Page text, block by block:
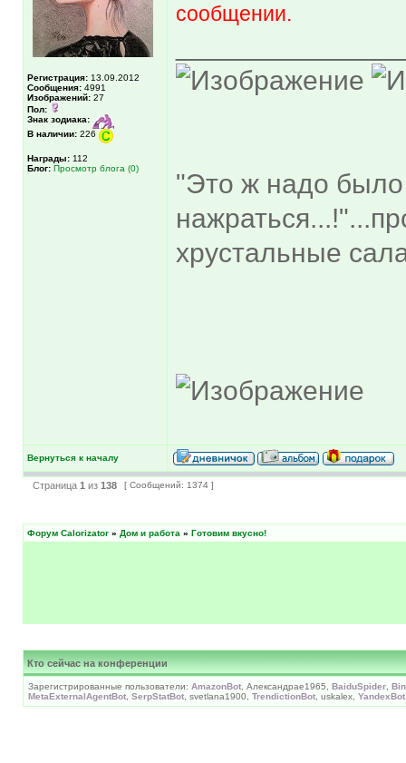
Регистрация: 13.09.2012
Сообщения: 4991
Изображений: 27
Пол:
Знак зодиака:
В наличии: 226
Награды: 112
Блог: Просмотр блога (0)
сообщении.
"Это ж надо было
хрустальные
Вернуться к началу
Страница 1 из 138 [ Сообщений: 1374 ]
Форум Calorizator » Дом и работа » Готовим вкусно!
Кто сейчас на конференции
Зарегистрированные пользователи: AmazonBot , Александраe1965, BaiduSpider
MetaExternalAgentBot SerpStatBot , svetlana1900, TrendictionBot , uskalex, YandexBot